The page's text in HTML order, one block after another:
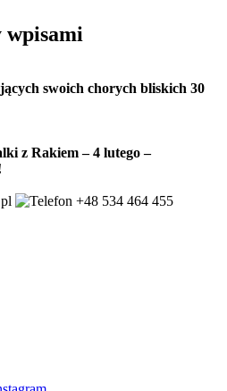
wpisami
swoich chorych bliskich 30
z Rakiem – 4 lutego –
+48 534 464 455